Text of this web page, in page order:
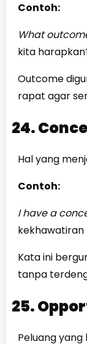
Contoh:
What
kita
Outcome
rapat agar
24.
Hal yang
Contoh:
I have a
kekhawatiran
Kata ini
tanpa
25.
Peluang